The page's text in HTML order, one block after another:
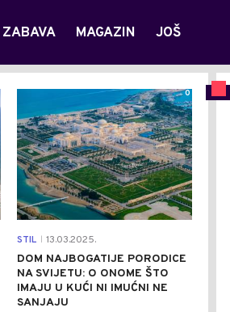
ZABAVA MAGAZIN JOŠ
STIL 13.03.2025.
DOM NAJBOGATIJE PORODICE
NA SVIJETU: O ONOME ŠTO
IMAJU U KUĆI NI IMUĆNI NE
SANJAJU
0